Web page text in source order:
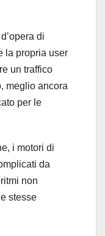
di
la propria user
un traffico
meglio ancora
per le
i motori di
da
non
stesse